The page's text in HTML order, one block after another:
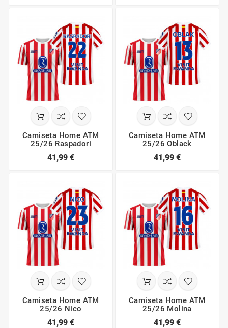
Camiseta Home ATM
25/26 Raspadori
41,99 €
Camiseta Home ATM
25/26 Oblack
41,99 €
Camiseta Home ATM
25/26 Nico
41,99 €
Camiseta Home ATM
25/26 Molina
41,99 €